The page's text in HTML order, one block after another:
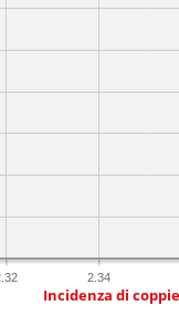
2.34
Incidenza di